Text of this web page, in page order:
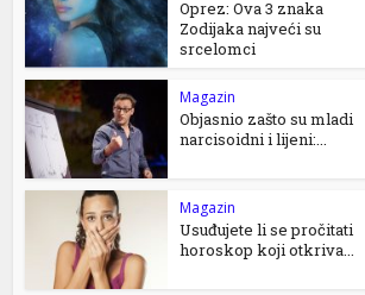
Oprez: Ova 3 znaka
Zodijaka najveći su
srcelomci
Magazin
Objasnio zašto su mladi
narcisoidni i lijeni:...
Magazin
Usuđujete li se pročitati
horoskop koji otkriva...